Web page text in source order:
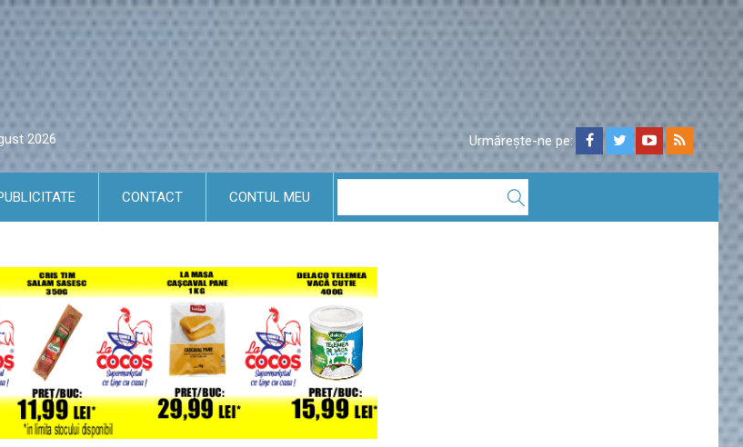
2026 Urmărește-ne pe:
CONTACT CONTUL MEU